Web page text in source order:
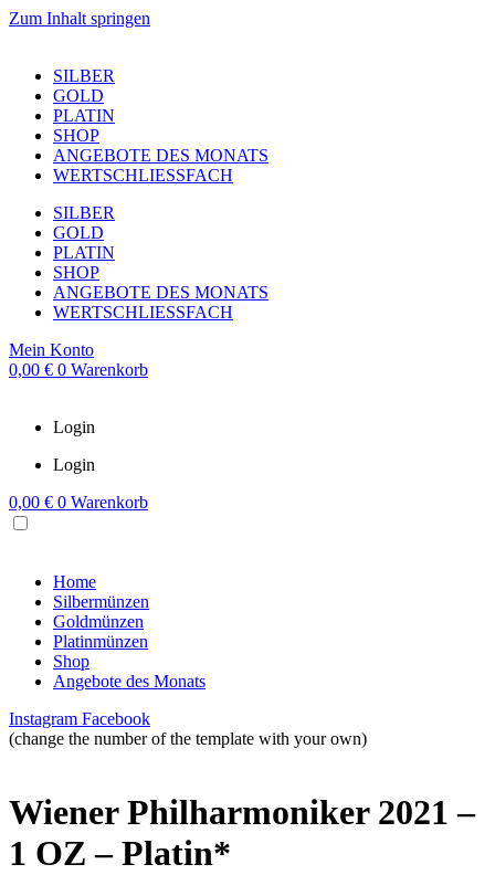
Zum Inhalt springen
SILBER
GOLD
PLATIN
SHOP
ANGEBOTE DES MONATS
WERTSCHLIESSFACH
SILBER
GOLD
PLATIN
SHOP
ANGEBOTE DES MONATS
WERTSCHLIESSFACH
Mein Konto
0,00 € 0 Warenkorb
Login
Login
0,00 € 0 Warenkorb
Home
Silbermünzen
Goldmünzen
Platinmünzen
Shop
Angebote des Monats
Instagram Facebook
(change the number of the template with your own)
Wiener Philharmoniker 2021 –
1 OZ – Platin*